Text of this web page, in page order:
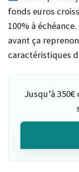
fonds euros
100% à
avant ça
caractéristiques
Jusqu’à